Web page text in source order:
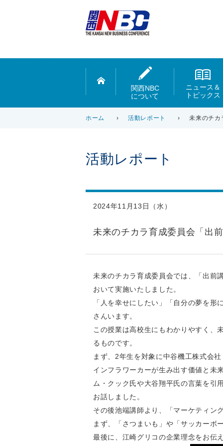
関西NBC
について
ニュース＆
トピックス
ホーム › 活動レポート › 未来のチカ
活動レポート
2024年11月13日（水）
未来のチカラ育成委員会「出
未来のチカラ育成委員会では、「出前
おいて実施いたしました。
「人を幸せにしたい」「自分の夢を
さんいます。
この授業は高校生にもわかりやすく、
るものです。
まず、2年生を対象に中谷機工株式会
インフラワーカーが生み出す価値と未
ム・クック氏や大谷翔平氏の言葉を引
お話しました。
その後池端講師より、「マーケティン
まず、「さつまいも」や「サッカーボ
最後に、江崎グリコの企業理念をお伝